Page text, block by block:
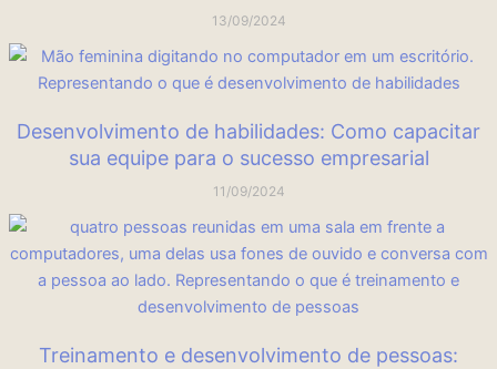
13/09/2024
Desenvolvimento de habilidades: Como capacitar
sua equipe para o sucesso empresarial
11/09/2024
Treinamento e desenvolvimento de pessoas: